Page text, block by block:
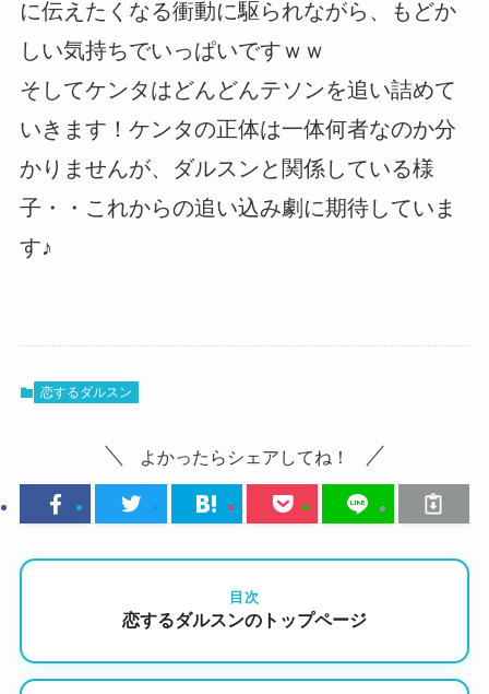
に伝えたくなる衝動に駆られながら、もどか
しい気持ちでいっぱいですｗｗ
そしてケンタはどんどんテソンを追い詰めて
いきます！ケンタの正体は一体何者なのか分
かりませんが、ダルスンと関係している様
子・・これからの追い込み劇に期待していま
す♪
恋するダルスン
よかったらシェアしてね！
目次
恋するダルスンのトップページ